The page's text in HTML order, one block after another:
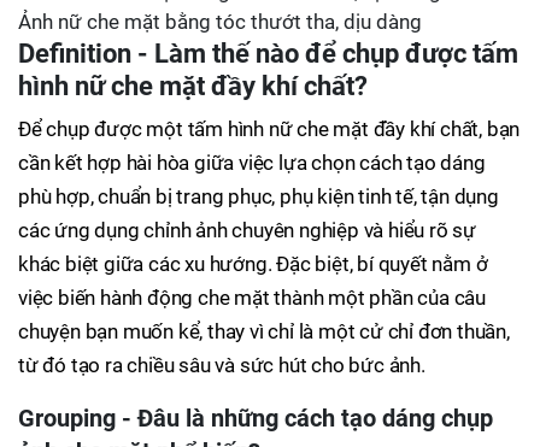
Ảnh nữ che mặt bằng tóc thướt tha, dịu dàng
Definition - Làm thế nào để chụp được tấm
hình nữ che mặt đầy khí chất?
Để chụp được một tấm hình nữ che mặt đầy khí chất, bạn
cần kết hợp hài hòa giữa việc lựa chọn cách tạo dáng
phù hợp, chuẩn bị trang phục, phụ kiện tinh tế, tận dụng
các ứng dụng chỉnh ảnh chuyên nghiệp và hiểu rõ sự
khác biệt giữa các xu hướng. Đặc biệt, bí quyết nằm ở
việc biến hành động che mặt thành một phần của câu
chuyện bạn muốn kể, thay vì chỉ là một cử chỉ đơn thuần,
từ đó tạo ra chiều sâu và sức hút cho bức ảnh.
Grouping - Đâu là những cách tạo dáng chụp